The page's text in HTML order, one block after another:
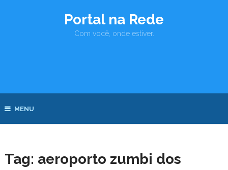
Portal na Rede
Com você, onde estiver.
MENU
Tag: aeroporto zumbi dos